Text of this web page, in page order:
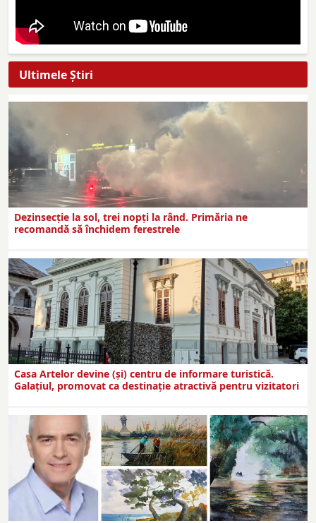
Ultimele Ştiri
Dezinsecţie la sol, trei nopţi la rând. Primăria ne
recomandă să închidem ferestrele
Casa Artelor devine (şi) centru de informare turistică.
Galaţiul, promovat ca destinaţie atractivă pentru vizitatori